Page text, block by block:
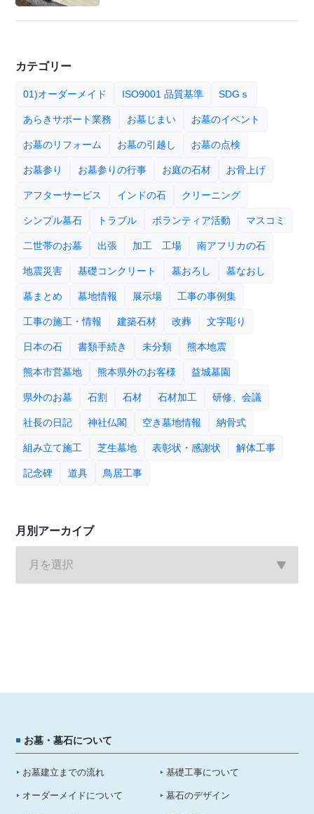
カテゴリー
01)オーダーメイド ISO9001 品質基準 SDGｓ
あらきサポート業務 お墓じまい お墓のイベント
お墓のリフォーム お墓の引越し お墓の点検
お墓参り お墓参りの行事 お庭の石材 お骨上げ
アフターサービス インドの石 クリーニング
シンプル墓石 トラブル ボランティア活動 マスコミ
二世帯のお墓 出張 加工 工場 南アフリカの石
地震災害 基礎コンクリート 墓おろし 墓なおし
墓まとめ 墓地情報 展示場 工事の事例集
工事の施工・情報 建築石材 改葬 文字彫り
日本の石 書類手続き 未分類 熊本地震
熊本市営墓地 熊本県外のお客様 益城墓園
県外のお墓 石割 石材 石材加工 研修、会議
社長の日記 神社仏閣 空き墓地情報 納骨式
組み立て施工 芝生墓地 表彰状・感謝状 解体工事
記念碑 道具 鳥居工事
月別アーカイブ
お墓・墓石について
お墓建立までの流れ 基礎工事について
オーダーメイドについて 墓石のデザイン